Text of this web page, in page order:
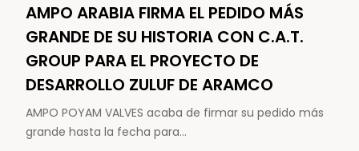
AMPO ARABIA FIRMA EL PEDIDO MÁS
GRANDE DE SU HISTORIA CON C.A.T.
GROUP PARA EL PROYECTO DE
DESARROLLO ZULUF DE ARAMCO
AMPO POYAM VALVES acaba de firmar su pedido más
grande hasta la fecha para…